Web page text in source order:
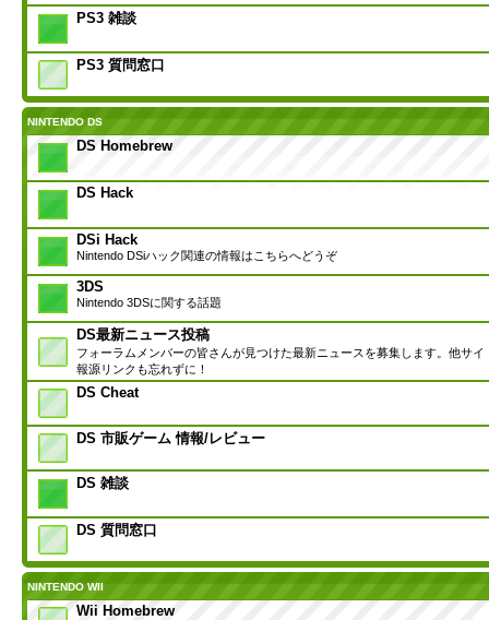
PS3 雑談
PS3 質問窓口
NINTENDO DS
DS Homebrew
DS Hack
DSi Hack
Nintendo DSiハック関連の情報はこちらへどうぞ
3DS
Nintendo 3DSに関する話題
DS最新ニュース投稿
フォーラムメンバーの皆さんが見つけた最新ニュースを募集します。他サイ
報源リンクも忘れずに！
DS Cheat
DS 市販ゲーム 情報/レビュー
DS 雑談
DS 質問窓口
NINTENDO WII
Wii Homebrew